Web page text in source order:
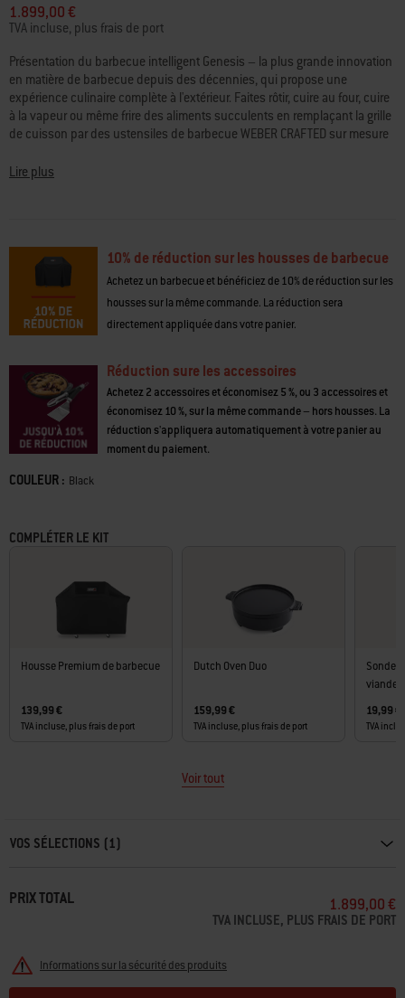
sur
5,
valeur
de
la
note
moyenne.
Read
22
Reviews.
sur
la
1.899,00 €
TVA incluse, plus frais de port
Présentation du barbecue intelligent Genesis – la plus grande innovation
en matière de barbecue depuis des décennies, qui propose une
expérience culinaire complète à l'extérieur. Faites rôtir, cuire au four, cuire
à la vapeur ou même frire des aliments succulents en remplaçant la grille
de cuisson par des ustensiles de barbecue WEBER CRAFTED sur mesure
impossible. Et la technologie intelligente WEBER CONNECT vous permet de
barbecue personnalisés
• Savoir quand retourner et servir avec la technologie intelligente WEBER
• Saisissez plusieurs steaks à la fois sur la zone de saisie extra-large
• L'éclairage NIGHTVISION illumine toute la surface du barbecue
cuisson
Lire plus
10% de réduction sur les housses de barbecue
Achetez un barbecue et bénéficiez de 10% de réduction sur les
housses sur la même commande. La réduction sera
directement appliquée dans votre panier.
Réduction sure les accessoires
Achetez 2 accessoires et économisez 5 %, ou 3 accessoires et
économisez 10 %, sur la même commande – hors housses. La
réduction s'appliquera automatiquement à votre panier au
moment du paiement.
Color
COULEUR : Black
COMPLÉTER LE KIT
Housse Premium de barbecue
139,99 €
TVA incluse, plus frais de port
Dutch Oven Duo
159,99 €
TVA incluse, plus frais de port
Sonde
viande
19,99 €
TVA
Voir tout
VOS SÉLECTIONS (1)
PRIX TOTAL 1.899,00 €
TVA INCLUSE, PLUS FRAIS DE PORT
Informations sur la sécurité des produits